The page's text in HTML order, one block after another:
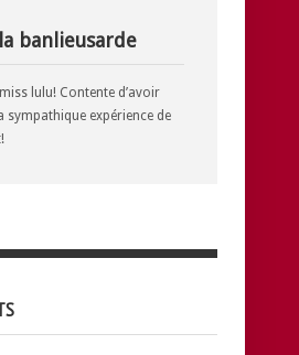
banlieusarde
lulu! Contente d’avoir
sympathique expérience de